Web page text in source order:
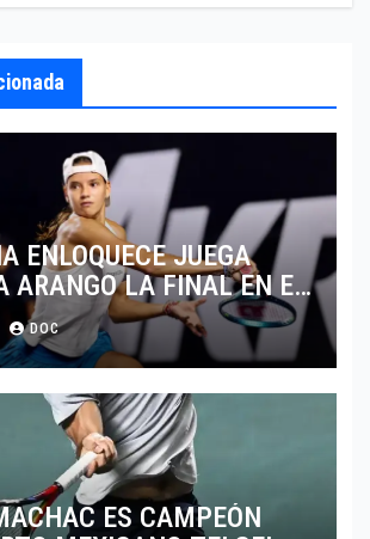
ENLOQUECE JUEGA
ARANGO LA FINAL EN EL
MERIDA
DOC
ES CAMPEÓN